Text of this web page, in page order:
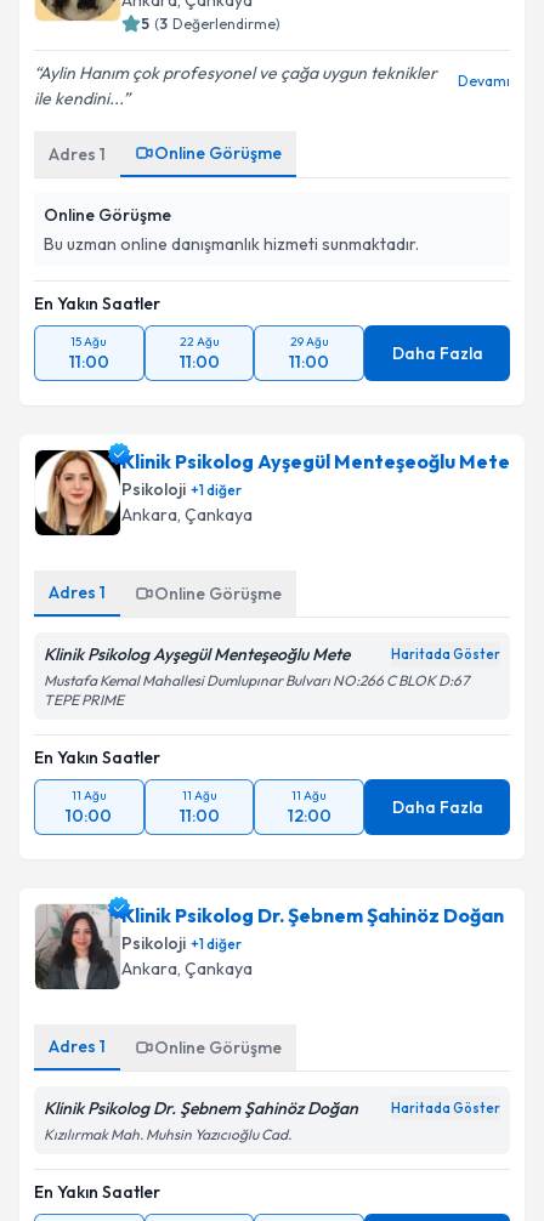
5 (3 Değerlendirme)
Aylin Hanım çok profesyonel ve çağa uygun teknikler
ile kendini...
Devamı
Adres 1 Online Görüşme
Online Görüşme
Bu uzman online danışmanlık hizmeti sunmaktadır.
En Yakın Saatler
15 Ağu
11:00
22 Ağu
11:00
29 Ağu
11:00 Daha Fazla
Klinik Psikolog Ayşegül Menteşeoğlu Mete
Psikoloji +1diğer
Ankara, Çankaya
Adres 1 Online Görüşme
Klinik Psikolog Ayşegül Menteşeoğlu Mete Haritada Göster
Mustafa Kemal Mahallesi Dumlupınar Bulvarı NO:266 C BLOK D:67
TEPE PRIME
En Yakın Saatler
11 Ağu
10:00
11 Ağu
11:00
11 Ağu
12:00 Daha Fazla
Klinik Psikolog Dr. Şebnem Şahinöz Doğan
Psikoloji +1diğer
Ankara, Çankaya
Adres 1 Online Görüşme
Klinik Psikolog Dr. Şebnem Şahinöz Doğan Haritada Göster
Kızılırmak Mah. Muhsin Yazıcıoğlu Cad.
En Yakın Saatler